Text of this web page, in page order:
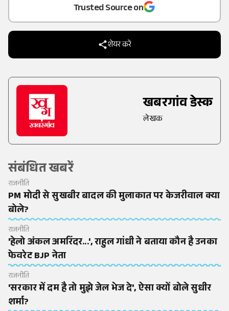
Trusted Source on
शेयर करें
खबरगांव डेस्क
लेखक
संबंधित खबरें
राजनीति
PM मोदी से सुखबीर बादल की मुलाकात पर केजरीवाल क्या
बोले?
राजनीति
'हेलो अंकल अमरिंदर...', राहुल गांधी ने बताया कौन है उनका
फेवरेट BJP नेता
राजनीति
'सरकार में दम है तो मुझे जेल भेज दे', ऐसा क्यों बोले सुधीर
शर्मा?